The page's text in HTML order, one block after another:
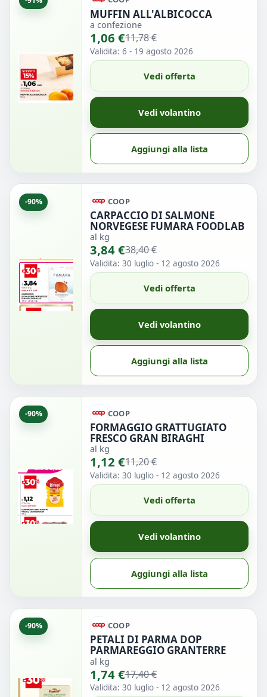
MUFFIN ALL'ALBICOCCA
a confezione
1,06 €11,78 €
Validita: 6 - 19 agosto 2026
Vedi offerta
Vedi volantino
Aggiungi alla lista
-90% COOP
CARPACCIO DI SALMONE
NORVEGESE FUMARA FOODLAB
al kg
3,84 €38,40 €
Validita: 30 luglio - 12 agosto 2026
Vedi offerta
Vedi volantino
Aggiungi alla lista
-90% COOP
FORMAGGIO GRATTUGIATO
FRESCO GRAN BIRAGHI
al kg
1,12 €11,20 €
Validita: 30 luglio - 12 agosto 2026
Vedi offerta
Vedi volantino
Aggiungi alla lista
-90% COOP
PETALI DI PARMA DOP
PARMAREGGIO GRANTERRE
al kg
1,74 €17,40 €
Validita: 30 luglio - 12 agosto 2026